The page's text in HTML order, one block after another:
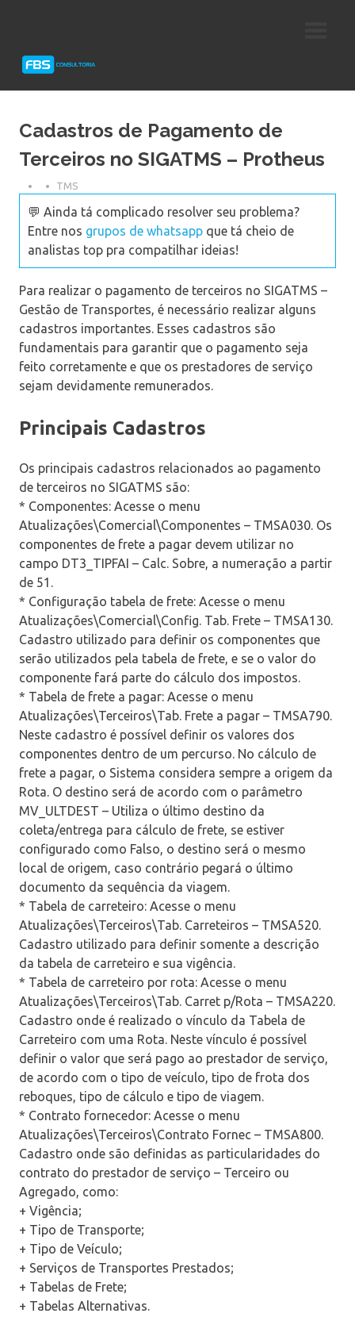
Protheus
Cadastros de Pagamento de
Terceiros no SIGATMS – Protheus
TMS
💬 Ainda tá complicado resolver seu problema?
Entre nos grupos de whatsapp que tá cheio de
analistas top pra compatilhar ideias!
Para realizar o pagamento de terceiros no SIGATMS –
Gestão de Transportes, é necessário realizar alguns
cadastros importantes. Esses cadastros são
fundamentais para garantir que o pagamento seja
feito corretamente e que os prestadores de serviço
sejam devidamente remunerados.
Principais Cadastros
Os principais cadastros relacionados ao pagamento
de terceiros no SIGATMS são:
* Componentes: Acesse o menu
Atualizações\Comercial\Componentes – TMSA030. Os
componentes de frete a pagar devem utilizar no
campo DT3_TIPFAI – Calc. Sobre, a numeração a partir
de 51.
* Configuração tabela de frete: Acesse o menu
Atualizações\Comercial\Config. Tab. Frete – TMSA130.
Cadastro utilizado para definir os componentes que
serão utilizados pela tabela de frete, e se o valor do
componente fará parte do cálculo dos impostos.
* Tabela de frete a pagar: Acesse o menu
Atualizações\Terceiros\Tab. Frete a pagar – TMSA790.
Neste cadastro é possível definir os valores dos
componentes dentro de um percurso. No cálculo de
frete a pagar, o Sistema considera sempre a origem da
Rota. O destino será de acordo com o parâmetro
MV_ULTDEST – Utiliza o último destino da
coleta/entrega para cálculo de frete, se estiver
configurado como Falso, o destino será o mesmo
local de origem, caso contrário pegará o último
documento da sequência da viagem.
* Tabela de carreteiro: Acesse o menu
Atualizações\Terceiros\Tab. Carreteiros – TMSA520.
Cadastro utilizado para definir somente a descrição
da tabela de carreteiro e sua vigência.
* Tabela de carreteiro por rota: Acesse o menu
Atualizações\Terceiros\Tab. Carret p/Rota – TMSA220.
Cadastro onde é realizado o vínculo da Tabela de
Carreteiro com uma Rota. Neste vínculo é possível
definir o valor que será pago ao prestador de serviço,
de acordo com o tipo de veículo, tipo de frota dos
reboques, tipo de cálculo e tipo de viagem.
* Contrato fornecedor: Acesse o menu
Atualizações\Terceiros\Contrato Fornec – TMSA800.
Cadastro onde são definidas as particularidades do
contrato do prestador de serviço – Terceiro ou
Agregado, como:
+ Vigência;
+ Tipo de Transporte;
+ Tipo de Veículo;
+ Serviços de Transportes Prestados;
+ Tabelas de Frete;
+ Tabelas Alternativas.